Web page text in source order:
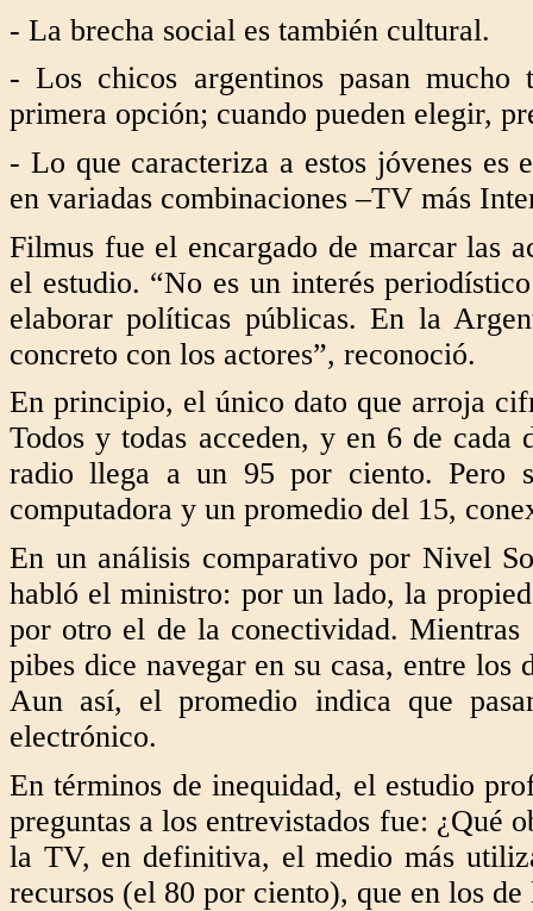
- La brecha social es también cultural.
- Los chicos argentinos pasan
primera opción; cuando pueden elegir,
- Lo que caracteriza a estos jóvenes es
en variadas combinaciones –TV más
Filmus fue el encargado de marcar las
el estudio. “No es un interés
elaborar políticas públicas. En la
concreto con los actores”, reconoció.
En principio, el único dato que arroja
Todos y todas acceden, y en 6 de cada
radio llega a un 95 por ciento. Pero
computadora y un promedio del 15,
En un análisis comparativo por Nivel
habló el ministro: por un lado, la
por otro el de la conectividad.
pibes dice navegar en su casa, entre los
Aun así, el promedio indica que
electrónico.
En términos de inequidad, el estudio
preguntas a los entrevistados fue: ¿Qué
la TV, en definitiva, el medio más
recursos (el 80 por ciento), que en los